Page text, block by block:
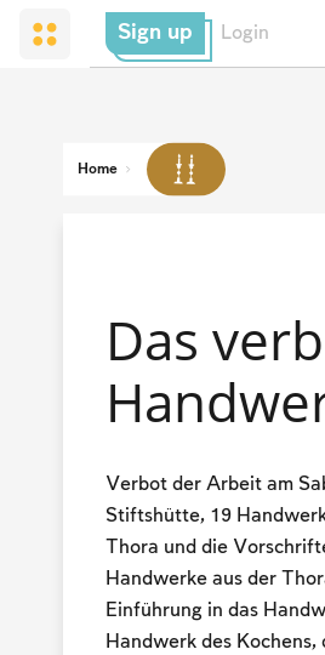
Sign up Login
Home
Das
Verbot der Arbeit am
Stiftshütte, 19
Thora und die
Handwerke aus der
Einführung in das
Handwerk des